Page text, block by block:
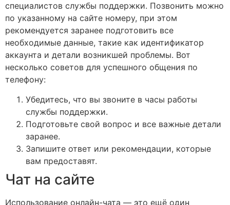
специалистов службы поддержки. Позвонить можно
по указанному на сайте номеру, при этом
рекомендуется заранее подготовить все
необходимые данные, такие как идентификатор
аккаунта и детали возникшей проблемы. Вот
несколько советов для успешного общения по
телефону:
Убедитесь, что вы звоните в часы работы
службы поддержки.
Подготовьте свой вопрос и все важные детали
заранее.
Запишите ответ или рекомендации, которые
вам предоставят.
Чат на сайте
Использование онлайн-чата — это ещё один